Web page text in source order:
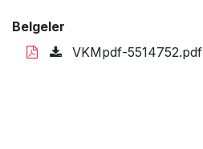
Belgeler
VKMpdf-5514752.pdf